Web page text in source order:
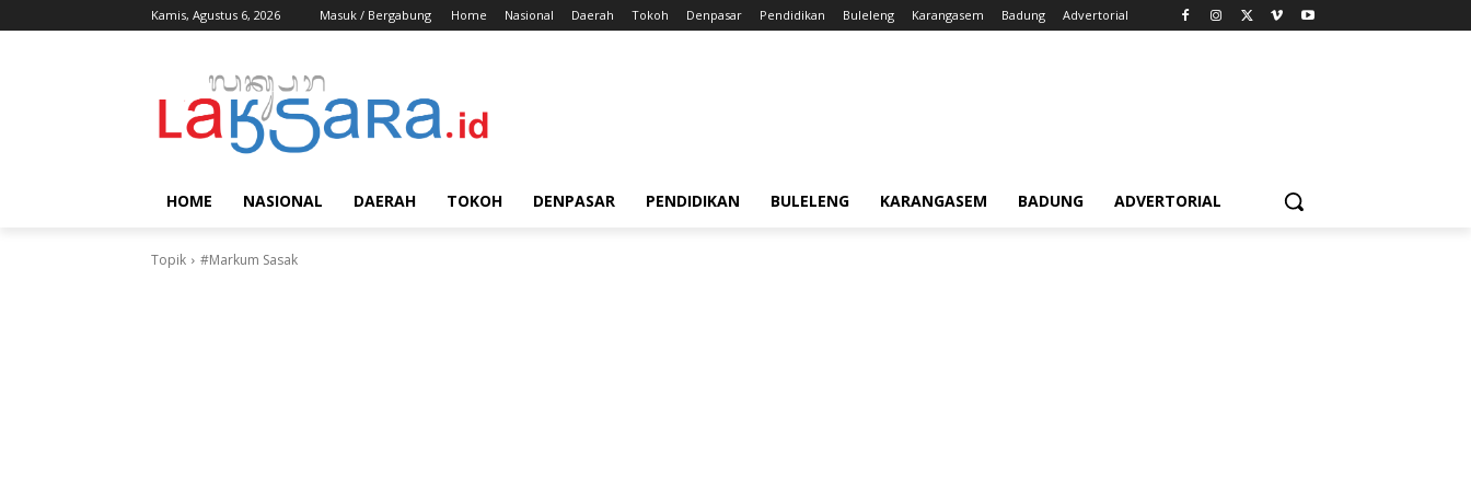
Kamis, Agustus 6, 2026 Masuk / Bergabung Home Nasional Daerah Tokoh Denpasar Pendidikan Buleleng Karangasem Badung Advertorial
HOME NASIONAL DAERAH TOKOH DENPASAR PENDIDIKAN BULELENG KARANGASEM BADUNG ADVERTORIAL
Topik #Markum Sasak